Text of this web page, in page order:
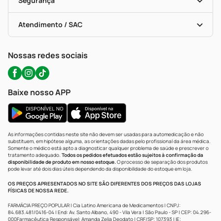
Troca E Devolução
Bulas De A A Z
Políticas De Marketplace
Testes Rápidos
Autoteste Covid-19
Certificado De Segurança
Portal Da Privacidade
Atendimento / SAC
WhatsApp (47) 9202-1687
Nossas redes sociais
Baixe nosso APP
As informações contidas neste site não devem ser usadas para automedicação e não
substituem, em hipótese alguma, as orientações dadas pelo profissional da área médica.
Somente o médico está apto a diagnosticar qualquer problema de saúde e prescrever o
tratamento adequado. Todos os pedidos efetuados estão sujeitos à confirmação da
disponibilidade de produto em nosso estoque.O processo de separação dos produtos
pode levar até dois dias úteis dependendo da disponibilidade do estoque em loja.
OS PREÇOS APRESENTADOS NO SITE SÃO DIFERENTES DOS PREÇOS DAS LOJAS
FÍSICAS DE NOSSA REDE.
FARMÁCIA PREÇO POPULAR | Cia Latino Americana de Medicamentos | CNPJ:
84.683.481/0416-04 | End: Av. Santo Albano, 490 - Vila Vera | São Paulo - SP | CEP: 04.296-
000Farmacêutica Responsável: Amanda Zelia Deodato | CRF/SP: 107393 | IE: